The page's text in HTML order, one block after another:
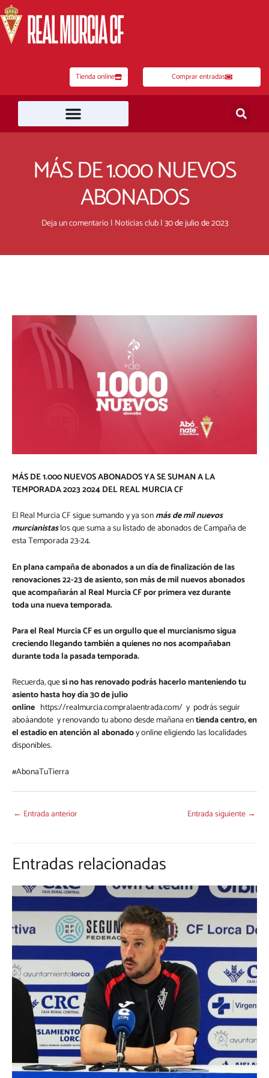
al
contenido
Tienda online Comprar entradas
MÁS DE 1.000 NUEVOS
ABONADOS
Deja un comentario | Noticias club|30 de julio de 2023
MÁS DE 1.000 NUEVOS ABONADOS YA SE SUMAN A LA
TEMPORADA 2023 2024 DEL REAL MURCIA CF
El Real Murcia CF sigue sumando y ya sonmás de mil nuevos
murcianistaslos que suma a su listado de abonados de Campaña de
esta Temporada 23-24.
En plana campaña de abonados a un día de finalización de las
renovaciones 22-23 de asiento, son más de mil nuevos abonados
que acompañarán al Real Murcia CF por primera vez durante
toda una nueva temporada.
Para el Real Murcia CF es un orgullo que el murcianismo sigua
creciendo llegando también a quienes no nos acompañaban
durante toda la pasada temporada.
Recuerda, quesi no has renovado podrás hacerlo manteniendo tu
asiento hasta hoy día 30 de julio
online https://realmurcia.compralaentrada.com/ y podrás seguir
aboáandote y renovando tu abono desde mañana entienda centro, en
el estadio en atención al abonadoy online eligiendo las localidades
disponibles.
#AbonaTuTierra
← Entrada anterior Entrada siguiente →
Entradas relacionadas